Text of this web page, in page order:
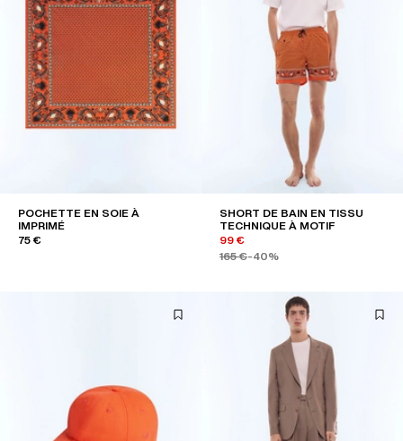
POCHETTE EN SOIE À
IMPRIMÉ
75 €
SHORT DE BAIN EN TISSU
TECHNIQUE À MOTIF
99 €
165 €-40%